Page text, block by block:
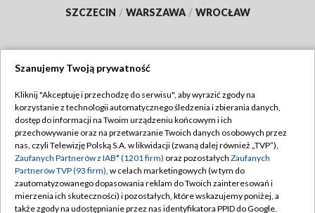
SZCZECIN / WARSZAWA / WROCŁAW
TVP
Abonament TVP
Emisja w TVP
Centrum informacji TVP
Naziemna Telewizja Cyfrowa
Regulamin TVP
Polityka prywatności
Moje zgody
Pomoc
Szanujemy Twoją prywatność
Kliknij "Akceptuję i przechodzę do serwisu", aby wyrazić zgody na
korzystanie z technologii automatycznego śledzenia i zbierania danych,
dostęp do informacji na Twoim urządzeniu końcowym i ich
przechowywanie oraz na przetwarzanie Twoich danych osobowych przez
nas, czyli Telewizję Polską S.A. w likwidacji (zwaną dalej również „TVP”),
Zaufanych Partnerów z IAB* (1201 firm) oraz pozostałych Zaufanych
Partnerów TVP (93 firm), w celach marketingowych (w tym do
zautomatyzowanego dopasowania reklam do Twoich zainteresowań i
mierzenia ich skuteczności) i pozostałych, które wskazujemy poniżej, a
także zgody na udostępnianie przez nas identyfikatora PPID do Google.